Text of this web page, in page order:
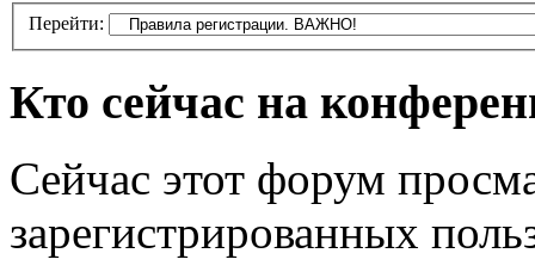
Перейти:
Кто сейчас на
Сейчас этот форум
зарегистрированных